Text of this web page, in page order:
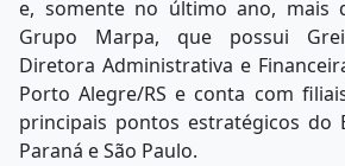
e, somente no último ano, mais
Grupo Marpa, que possui
Diretora Administrativa e
Porto Alegre/RS e conta com
principais pontos estratégicos do
Paraná e São Paulo.